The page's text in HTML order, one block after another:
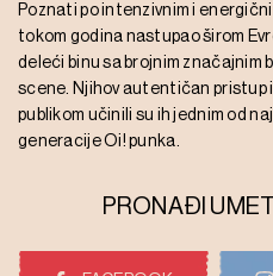
Poznati po intenzivnim i
tokom godina nastupao širom
deleći binu sa brojnim značajnim
scene. Njihov autentičan pristup
publikom učinili su ih jednim od
generacije Oi! punka.
PRONAĐI